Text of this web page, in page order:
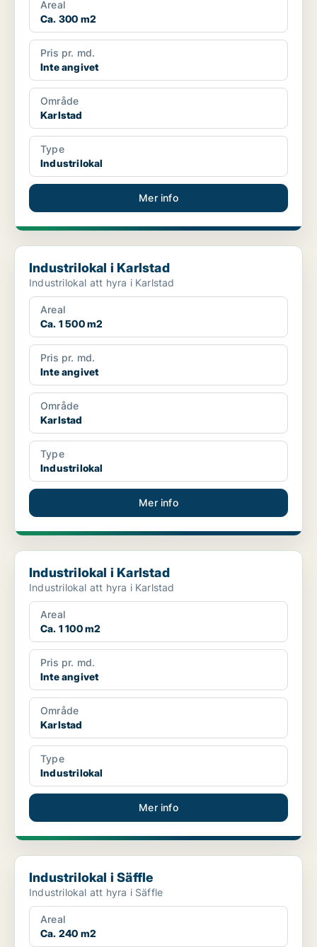
Areal
Ca. 300 m2
Pris pr. md.
Inte angivet
Område
Karlstad
Type
Industrilokal
Mer info
Industrilokal i Karlstad
Industrilokal i Karlstad
Industrilokal att hyra i Karlstad
Areal
Ca. 1 500 m2
Pris pr. md.
Inte angivet
Område
Karlstad
Type
Industrilokal
Mer info
Industrilokal i Karlstad
Industrilokal i Karlstad
Industrilokal att hyra i Karlstad
Areal
Ca. 1 100 m2
Pris pr. md.
Inte angivet
Område
Karlstad
Type
Industrilokal
Mer info
Industrilokal i Säffle
Industrilokal i Säffle
Industrilokal att hyra i Säffle
Areal
Ca. 240 m2